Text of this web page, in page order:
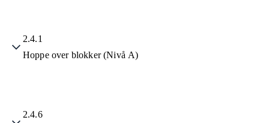
2.4.1
Hoppe over blokker (Nivå A)
2.4.6